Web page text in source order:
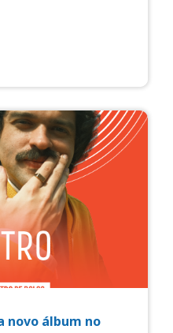
novo álbum no